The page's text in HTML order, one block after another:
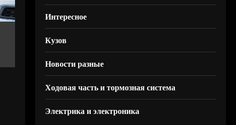
Интересное
Кузов
Новости разные
Ходовая часть и тормозная система
Электрика и электроника